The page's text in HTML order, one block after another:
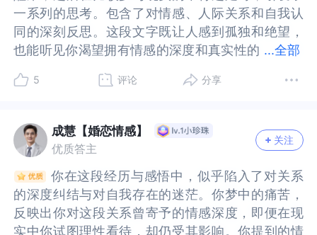
的离开和消失，对那个孩子的你有过非常多的绝望
和撕心裂肺的痛，而你感受到被当成工具的体验，
或许也是你从父母家人那里感受到的，你的存在更
被他们所疼爱，而是被当成一个工具一样被随手丢
历这样随时被丢弃的恐惧在你的心里没有被修复，
你害怕这个世界把你抛弃，你不敢和人建立情感，
和这个世界建立过多的链接，因为你害怕一旦你认
真的投注了情感，这个世界就会抛弃你，他人就会
抛弃你，所以你既渴望链接，又害怕链接，渴望情
感链接是你的本能需要，而害怕链接，是害怕被抛
的离开和消失，对那个孩子的你有过非常多的绝望
和撕心裂肺的痛，而你感受到被当成工具的体验，
或许也是你从父母家人那里感受到的，你的存在更
被他们所疼爱，而是被当成一个工具一样被随手丢
历这样随时被丢弃的恐惧在你的心里没有被修复，
你害怕这个世界把你抛弃，你不敢和人建立情感，
和这个世界建立过多的链接，因为你害怕一旦你认
真的投注了情感，这个世界就会抛弃你，他人就会
抛弃你，所以你既渴望链接，又害怕链接，渴望情
感链接是你的本能需要，而害怕链接，是害怕被抛
你期望能在很久的以后让他和那时的你都看到你变
的有多好。你需要一个见证，一个记忆的锚点。我
会很好奇，你处于一个什么样的情感状态？未婚还
是已婚？为何会选择一个已经有女朋友的男人发展
一段不伦之恋？我想，既然你选择了，可能就要承
要平衡的。但是，我觉得你可以选择对自己宽容一
点，不要过度自我攻击，既然你选择了，就说明他
可以给你提供某些你想要的东西，不管是情绪价值
也好，情绪价格也罢，要理解自己，暂时没有别的
方式去安放自己，只有通过这种方式去寻找情感慰
藉，去寻找情感出口。我在想，你一次又一次地寻
久的以后让他和那时的你都看到你变的有多好。你
需要一个见证，一个记忆的锚点。我会很好奇，你
处于一个什么样的情感状态？未婚还是已婚？为何
会选择一个已经有女朋友的男人发展一段不伦之
恋？我想，既然你选择了，可能就要承担由此带来
但是，我觉得你可以选择对自己宽容一点，不要过
度自我攻击，既然你选择了，就说明他可以给你提
供某些你想要的东西，不管是情绪价值也好，情绪
价格也罢，要理解自己，暂时没有别的方式去安放
自己，只有通过这种方式去寻找情感慰藉，去寻找
情感出口。我在想，你一次又一次地寻找这样的一
的理解自己，接纳自己。首先，你提到的梦境中的
痛苦和绝望，这可能反映了你内心深处对于失去联
系和支持的恐惧。这种恐惧可能源自于你对于人际
关系的重视，以及对于被理解和被认可的强烈需
值”和“情绪价格”的概念，这可能意味着你在现实生
活中感受到了情感交流的商业化和物化。你可能觉
得在现代社会中，情感交流变得越来越像是一种交
易，而不是真诚的交流。这种感觉可能让你感到失
落和无力，因为你渴望的是更深层次的、非物质的
情感联系。再次，你提到的“工具人”概念，这可能
己，接纳自己。首先，你提到的梦境中的痛苦和绝
望，这可能反映了你内心深处对于失去联系和支持
的恐惧。这种恐惧可能源自于你对于人际关系的重
视，以及对于被理解和被认可的强烈需求。在梦
价格”的概念，这可能意味着你在现实生活中感受到
了情感交流的商业化和物化。你可能觉得在现代社
会中，情感交流变得越来越像是一种交易，而不是
真诚的交流。这种感觉可能让你感到失落和无力，
因为你渴望的是更深层次的、非物质的情感联系。
再次，你提到的“工具人”概念，这可能揭示了你在
孤独的，没有人能理解、无人可诉说，你压抑着自
己的情绪，找不到可以信任的人。只能找一次性的
陪聊。这更像是买醉、麻痹自己，你所有的孤独都
与他在有关。他，一个明明你本就知道不能当真
的、生命中的“过客”，却让你无法释怀，越想忘掉
物，然后潇洒的转身离去。这份礼物或许教会你什
么是坚强，如何去爱，怎样过好自己的人生。也可
时，内心就不会再有纠结，因为每一段经历都弥足
珍贵。你并没有失去而是在回看时，收获到了更
多。🌹2.让你难以忘怀的是那段经历，而非那个人
人能理解、无人可诉说，你压抑着自己的情绪，找
不到可以信任的人。只能找一次性的陪聊。这更像
是买醉、麻痹自己，你所有的孤独都与他在有关。
他，一个明明你本就知道不能当真的、生命中的“过
客”，却让你无法释怀，越想忘掉越难以忘掉。他帮
身离去。这份礼物或许教会你什么是坚强，如何去
爱，怎样过好自己的人生。也可能是放下、放手、
有纠结，因为每一段经历都弥足珍贵。你并没有失
去而是在回看时，收获到了更多。🌹2.让你难以忘
怀的是那段经历，而非那个人他，只是一个代表、
...全部
一系列的思考。包含了对情感、人际关系和自我认
同的深刻反思。这段文字既让人感到孤独和绝望，
也能听见你渴望拥有情感的深度和真实性的
不被认可，这已然让你很难过了，然而又好像不能
忆，也就意味着放弃了曾经的自己。你渴望被理解
和记忆，希望有人能见证自己的变化和成长，这种
渴望其实源于对自我认同和存在确认的需求。在应
对情感上的挣扎和对自我价值的探索之路上。你尝
试通过心理咨询、求助Ai、找陪聊来寻找那些能够
理解和接纳你的途径，然而这些碎片化的努力又只
一系列的思考。包含了对情感、人际关系和自我认
同的深刻反思。这段文字既让人感到孤独和绝望，
也能听见你渴望拥有情感的深度和真实性的呐喊。
可，这已然让你很难过了，然而又好像不能完全放
意味着放弃了曾经的自己。你渴望被理解和记忆，
希望有人能见证自己的变化和成长，这种渴望其实
源于对自我认同和存在确认的需求。在应对情感上
的挣扎和对自我价值的探索之路上。你尝试通过心
理咨询、求助Ai、找陪聊来寻找那些能够理解和接
纳你的途径，然而这些碎片化的努力又只能暂时缓
5 评论 分享
成慧【婚恋情感】
优质答主
关注
你在这段经历与感悟中，似乎陷入了对关系
的深度纠结与对自我存在的迷茫。你梦中的痛苦，
反映出你对这段关系曾寄予的情感深度，即便在现
实中你试图理性看待，却仍受其影响。你提到的情
的深度纠结与对自我存在的迷茫。你梦中的痛苦，
反映出你对这段关系曾寄予的情感深度，即便在现
实中你试图理性看待，却仍受其影响。你提到的情